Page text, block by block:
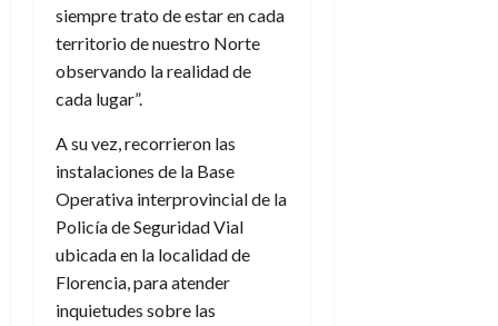
siempre trato de estar en cada
territorio de nuestro Norte
observando la realidad de
cada lugar”.
A su vez, recorrieron las
instalaciones de la Base
Operativa interprovincial de la
Policía de Seguridad Vial
ubicada en la localidad de
Florencia, para atender
inquietudes sobre las